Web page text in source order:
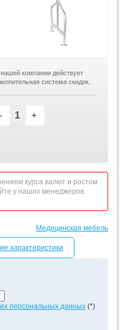
персональных данных (*)
компании действует
система скидок.
+
курса валют и ростом
у наших менеджеров.
Медицинская мебель
характеристики